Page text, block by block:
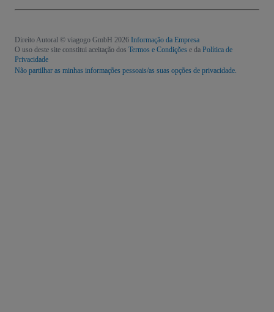
Direito Autoral © viagogo GmbH 2026 Informação da Empresa
O uso deste site constitui aceitação dos Termos e Condições e da Política de
Privacidade
Não partilhar as minhas informações pessoais/as suas opções de privacidade.